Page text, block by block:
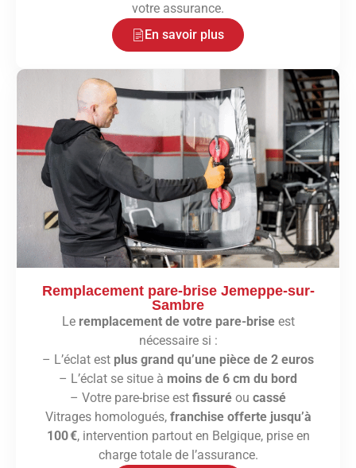
votre assurance.
En savoir plus
Remplacement pare-brise Jemeppe-sur-
Sambre
Le remplacement de votre pare-briseest
nécessaire si :
– L’éclat est plus grand qu’une pièce de 2 euros
– L’éclat se situe à moins de 6 cm du bord
– Votre pare-brise est fissuré ou cassé
Vitrages homologués, franchise offerte jusqu’à
100 €, intervention partout en Belgique, prise en
charge totale de l’assurance.